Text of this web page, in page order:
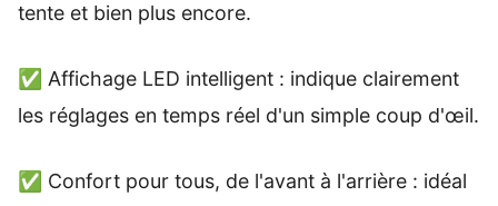
tente et bien plus encore.
✅ Affichage LED intelligent : indique clairement
les réglages en temps réel d'un simple coup d'œil.
✅ Confort pour tous, de l'avant à l'arrière : idéal